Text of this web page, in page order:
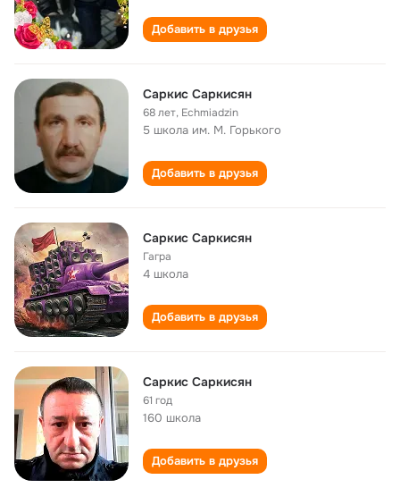
Добавить в друзья
Саркис Саркисян
68 лет, Echmiadzin
5 школа им. М. Горького
Добавить в друзья
Саркис Саркисян
Гагра
4 школа
Добавить в друзья
Саркис Саркисян
61 год
160 школа
Добавить в друзья